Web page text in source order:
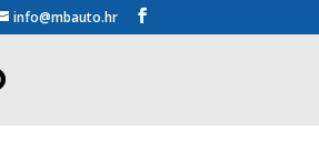
info@mbauto.hr